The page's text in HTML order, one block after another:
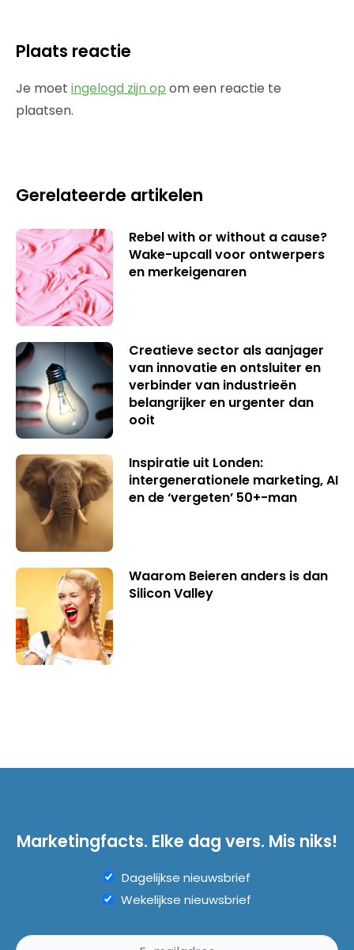
Plaats reactie
Je moet ingelogd zijn op om een reactie te
plaatsen.
Gerelateerde artikelen
Rebel with or without a cause?
Wake-upcall voor ontwerpers
en merkeigenaren
Creatieve sector als aanjager
van innovatie en ontsluiter en
verbinder van industrieën
belangrijker en urgenter dan
ooit
Inspiratie uit Londen:
intergenerationele marketing, AI
en de ‘vergeten’ 50+-man
Waarom Beieren anders is dan
Silicon Valley
Marketingfacts. Elke dag vers. Mis niks!
Dagelijkse nieuwsbrief
Wekelijkse nieuwsbrief